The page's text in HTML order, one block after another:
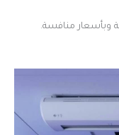
وبأسعار منافسة.